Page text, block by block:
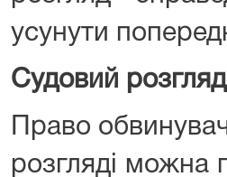
усунути
Судовий розгляд
Право
розгляді можна